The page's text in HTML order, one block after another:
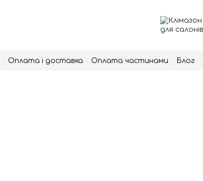
Оплата і доставка Оплата частинами Блог